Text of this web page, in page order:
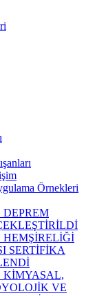
Örnekleri
SERTİFİKA
KİMYASAL,
VE